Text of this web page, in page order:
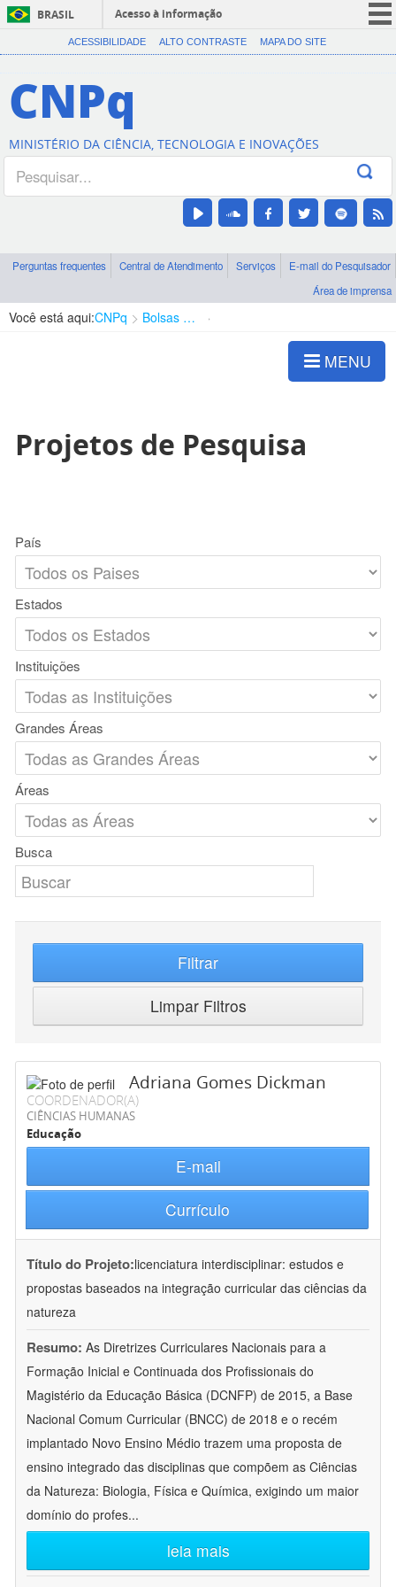
BRASIL
Acesso à informação
CORONAVÍRUS (COVID-19)
Canais
ACESSIBILIDADE ALTO CONTRASTE MAPA DO SITE
CNPq
MINISTÉRIO DA CIÊNCIA, TECNOLOGIA E INOVAÇÕES
Perguntas frequentes Central de Atendimento Serviços
E-mail do Pesquisador
Área de imprensa
Você está aqui:CNPq Bolsas e Auxílios Vigentes
MENU
Projetos de Pesquisa
País
Estados
Instituições
Grandes Áreas
Áreas
Busca
Filtrar
Limpar Filtros
Adriana Gomes Dickman
COORDENADOR(A)
CIÊNCIAS HUMANAS
Educação
E-mail
Currículo
Título do Projeto:licenciatura interdisciplinar: estudos e
propostas baseados na integração curricular das ciências da
natureza
Resumo: As Diretrizes Curriculares Nacionais para a
Formação Inicial e Continuada dos Profissionais do
Magistério da Educação Básica (DCNFP) de 2015, a Base
Nacional Comum Curricular (BNCC) de 2018 e o recém
implantado Novo Ensino Médio trazem uma proposta de
ensino integrado das disciplinas que compõem as Ciências
da Natureza: Biologia, Física e Química, exigindo um maior
domínio do profes...
leia mais